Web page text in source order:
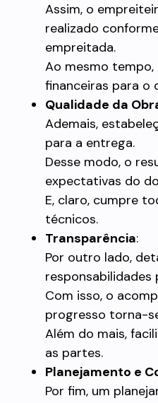
Assim, o
realizado
empreitada.
Ao mesmo
financeiras para o
Qualidade da
Ademais,
para a entrega.
Desse modo, o
expectativas do
E, claro, cumpre
técnicos.
Transparência:
Por outro lado,
responsabilidades
Com isso, o
progresso torna-
Além do mais,
as partes.
Planejamento e
Por fim, um